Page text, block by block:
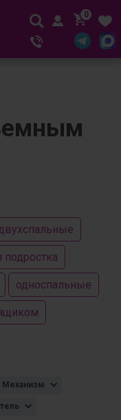
0
подростка
односпальные
Механизм